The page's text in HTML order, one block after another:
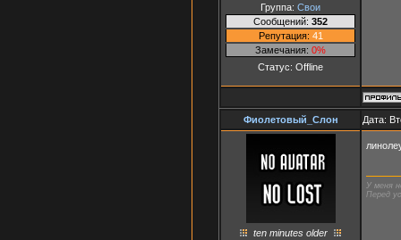
Группа: Свои
Сообщений: 352
Репутация: 41
Замечания: 0%
Статус: Offline
Фиолетовый_Слон Дата:
ten minutes older
У меня
Перед